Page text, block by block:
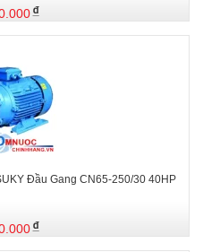
Đầu Gang CN65-250/30 40HP